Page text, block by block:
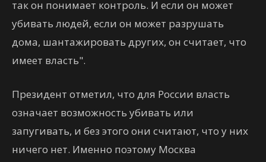
так он понимает контроль. И если он может
убивать людей, если он может разрушать
дома, шантажировать других, он считает, что
имеет власть".
Президент отметил, что для России власть
означает возможность убивать или
запугивать, и без этого они считают, что у них
ничего нет. Именно поэтому Москва